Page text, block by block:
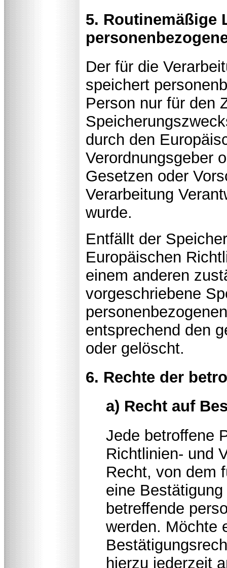
5. Routinemäßige
Der für die
speichert
Person nur für den
durch den
Verordnungsgeber
Gesetzen oder
Verarbeitung
wurde.
Entfällt der
Europäischen
einem anderen
vorgeschriebene
entsprechend den
oder gelöscht.
6. Rechte der
a) Recht auf
Jede betroffene
Richtlinien- und
Recht, von dem
eine
betreffende
werden. Möchte
hierzu jederzeit